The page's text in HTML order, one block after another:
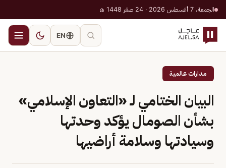
الجمعة، 7 أغسطس 2026 · 24 صفر 1448 هـ
EN
مدارات عالمية
البيان الختامي لـ «التعاون الإسلامي»
بشأن الصومال يؤكد وحدتها
وسيادتها وسلامة أراضيها